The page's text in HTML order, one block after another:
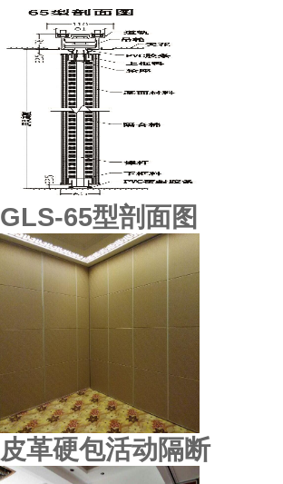
顺德东城酒楼
GLS-65型剖面图
皮革硬包活动隔断